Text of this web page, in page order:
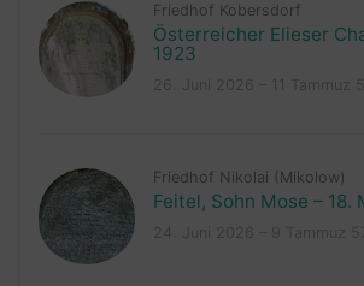
Friedhof Kobersdorf
Österreicher Elieser
1923
Friedhof Nikolai (Mikolow)
Feitel, Sohn Mose – 18.